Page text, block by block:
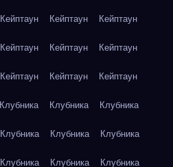
Кейптаун Кейптаун Кейптаун
Кейптаун Кейптаун Кейптаун
Кейптаун Кейптаун Кейптаун
Клубника Клубника Клубника
Клубника Клубника Клубника
Клубника Клубника Клубника